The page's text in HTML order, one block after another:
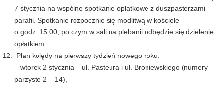
7 stycznia na wspólne spotkanie opłatkowe z duszpasterzami
parafii. Spotkanie rozpocznie się modlitwą w kościele
o godz. 15.00, po czym w sali na plebanii odbędzie się dzielenie
opłatkiem.
Plan kolędy na pierwszy tydzień nowego roku:
– wtorek 2 stycznia – ul. Pasteura i ul. Broniewskiego (numery
parzyste 2 – 14),